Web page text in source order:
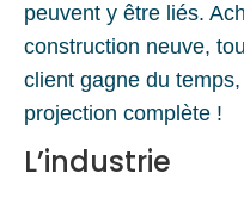
peuvent y être liés.
construction neuve,
client gagne du
projection complète !
L’industrie